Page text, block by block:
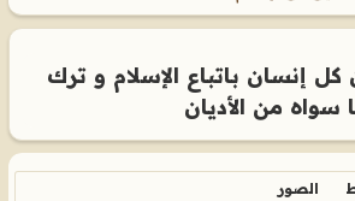
كل إنسان باتباع الإسلام و ترك
سواه من الأديان
الصور